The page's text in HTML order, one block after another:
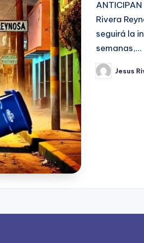
ANTICIPAN
Rivera
seguirá la
semanas,…
Publicado
por
Jesus